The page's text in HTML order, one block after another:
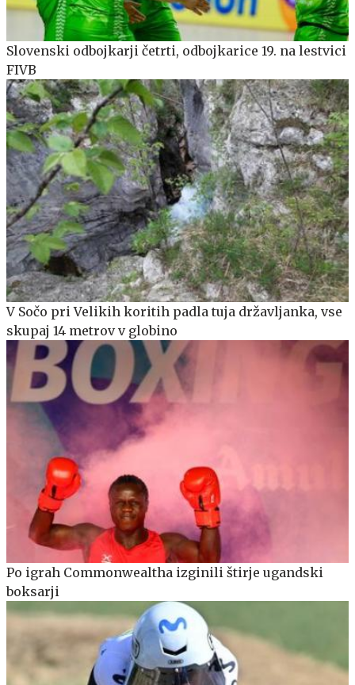
Slovenski odbojkarji četrti, odbojkarice 19. na lestvici
FIVB
V Sočo pri Velikih koritih padla tuja državljanka, vse
skupaj 14 metrov v globino
Po igrah Commonwealtha izginili štirje ugandski
boksarji